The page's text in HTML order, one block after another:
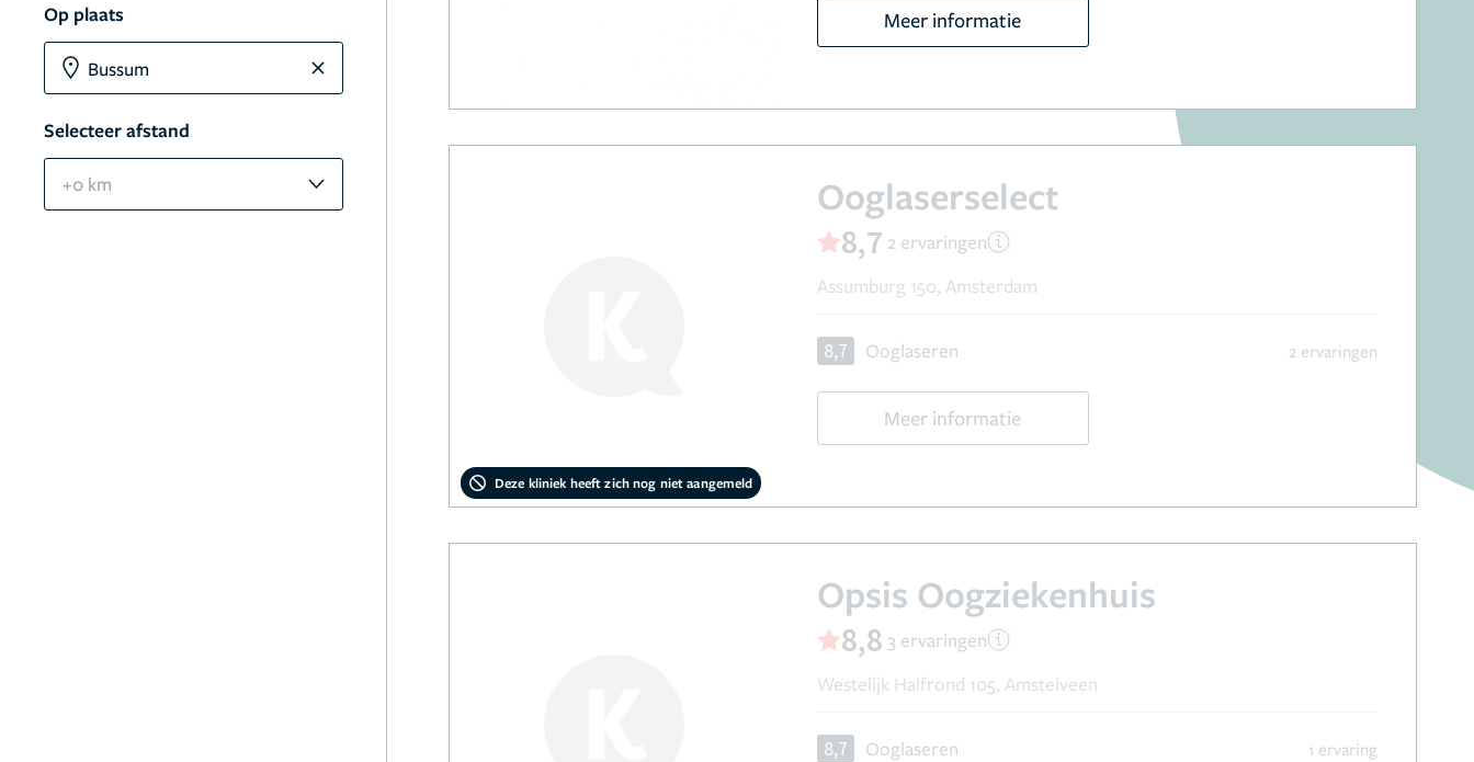
Op plaats
Selecteer afstand
+0 km
Meer informatie
Deze kliniek heeft zich nog niet aangemeld
Ooglaserselect
8,7 2 ervaringen
Assumburg 150, Amsterdam
8,7 Ooglaseren 2 ervaringen
Meer informatie
Opsis Oogziekenhuis
8,8 3 ervaringen
Westelijk Halfrond 105, Amstelveen
8,7 Ooglaseren 1 ervaring